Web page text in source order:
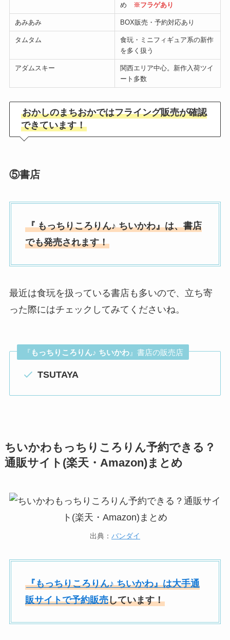
め ※フラゲあり
あみあみ BOX販売・予約対応あり
タムタム
食玩・ミニフィギュア系の新作
を多く扱う
アダムスキー
関西エリア中心。新作入荷ツイ
ート多数
おかしのまちおかではフライング販売が確認
できています！
⑤書店
『 もっちりころりん♪ ちいかわ』は、書店
でも発売されます！
最近は食玩を扱っている書店も多いので、立ち寄
った際にはチェックしてみてくださいね。
『 もっちりころりん♪ ちいかわ』書店の販売店
TSUTAYA
ちいかわもっちりころりん予約できる？
通販サイト(楽天・Amazon)まとめ
出典： バンダイ
『もっちりころりん♪ ちいかわ』は大手通
販サイトで予約販売しています！